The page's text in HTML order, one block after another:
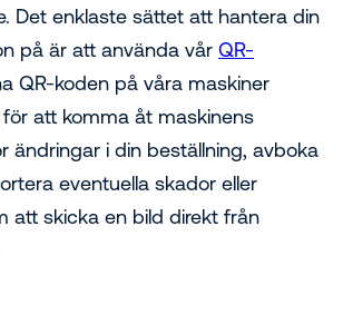
Det enklaste sättet att hantera din
på är att använda vår QR-
QR-koden på våra maskiner
att komma åt maskinens
ändringar i din beställning, avboka
eventuella skador eller
att skicka en bild direkt från